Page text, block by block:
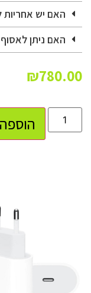
האם יש אחריות
האם ניתן
₪780.00